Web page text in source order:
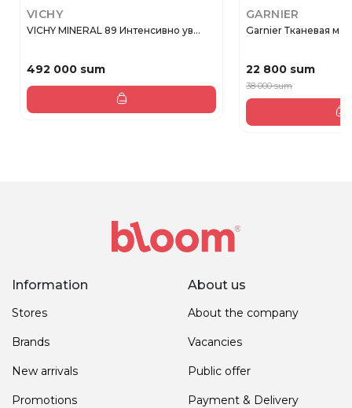
VICHY
VICHY MINERAL 89 Интенсивно ув...
492 000 sum
GARNIER
Garnier Тканевая
22 800 sum
38 000 sum
Information
Stores
Brands
New arrivals
Promotions
About us
About the company
Vacancies
Public offer
Payment & Delivery